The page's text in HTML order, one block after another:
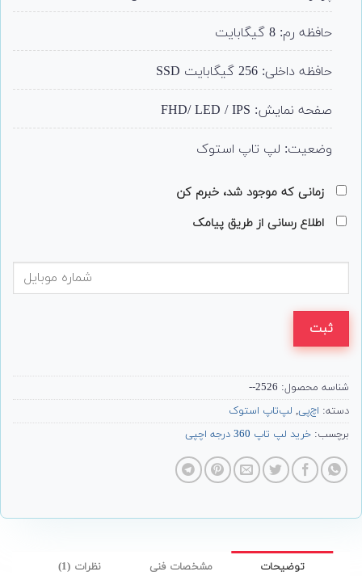
حافظه رم: 8 گیگابایت
حافظه داخلی: 256 گیگابایت SSD
صفحه نمایش: FHD/ LED / IPS
وضعیت: لپ تاپ استوک
زمانی که موجود شد، خبرم کن
اطلاع رسانی از طریق پیامک
ثبت
شناسه محصول: 2526--
دسته: اچ‌پی, لپ‌تاپ استوک
برچسب: خرید لپ تاپ 360 درجه اچپی
توضیحات مشخصات فنی نظرات (1)